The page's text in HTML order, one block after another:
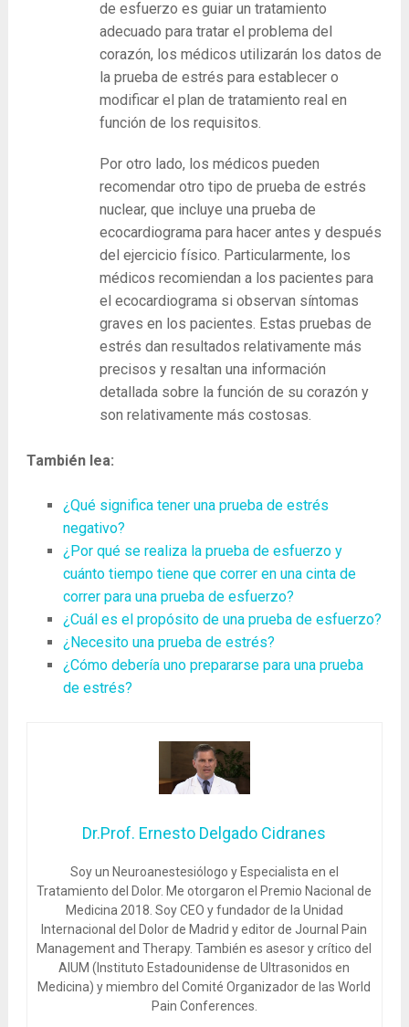
de esfuerzo es guiar un tratamiento
adecuado para tratar el problema del
corazón, los médicos utilizarán los datos de
la prueba de estrés para establecer o
modificar el plan de tratamiento real en
función de los requisitos.
Por otro lado, los médicos pueden
recomendar otro tipo de prueba de estrés
nuclear, que incluye una prueba de
ecocardiograma para hacer antes y después
del ejercicio físico. Particularmente, los
médicos recomiendan a los pacientes para
el ecocardiograma si observan síntomas
graves en los pacientes. Estas pruebas de
estrés dan resultados relativamente más
precisos y resaltan una información
detallada sobre la función de su corazón y
son relativamente más costosas.
También lea:
¿Qué significa tener una prueba de estrés
negativo?
¿Por qué se realiza la prueba de esfuerzo y
cuánto tiempo tiene que correr en una cinta de
correr para una prueba de esfuerzo?
¿Cuál es el propósito de una prueba de esfuerzo?
¿Necesito una prueba de estrés?
¿Cómo debería uno prepararse para una prueba
de estrés?
Dr.Prof. Ernesto Delgado Cidranes
Soy un Neuroanestesiólogo y Especialista en el
Tratamiento del Dolor. Me otorgaron el Premio Nacional de
Medicina 2018. Soy CEO y fundador de la Unidad
Internacional del Dolor de Madrid y editor de Journal Pain
Management and Therapy. También es asesor y crítico del
AIUM (Instituto Estadounidense de Ultrasonidos en
Medicina) y miembro del Comité Organizador de las World
Pain Conferences.